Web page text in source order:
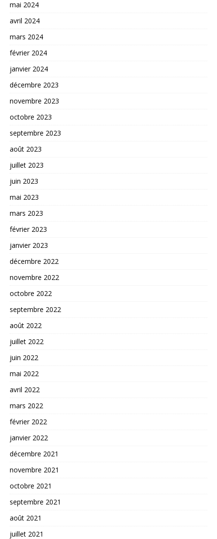
mai 2024
avril 2024
mars 2024
février 2024
janvier 2024
décembre 2023
novembre 2023
octobre 2023
septembre 2023
août 2023
juillet 2023
juin 2023
mai 2023
mars 2023
février 2023
janvier 2023
décembre 2022
novembre 2022
octobre 2022
septembre 2022
août 2022
juillet 2022
juin 2022
mai 2022
avril 2022
mars 2022
février 2022
janvier 2022
décembre 2021
novembre 2021
octobre 2021
septembre 2021
août 2021
juillet 2021